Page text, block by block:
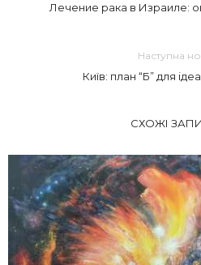
Лечение рака в Израиле:
Наступна
Київ: план “Б” для
СХОЖІ